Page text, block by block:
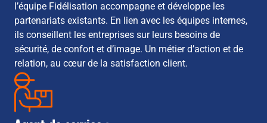
l’équipe Fidélisation accompagne et développe les
partenariats existants. En lien avec les équipes internes,
ils conseillent les entreprises sur leurs besoins de
sécurité, de confort et d’image. Un métier d’action et de
relation, au cœur de la satisfaction client.